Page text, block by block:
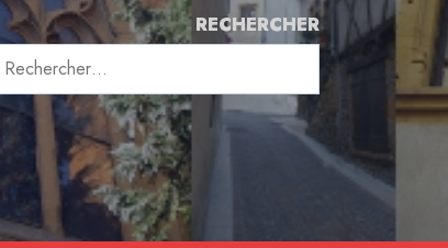
RECHERCHER
Rechercher :